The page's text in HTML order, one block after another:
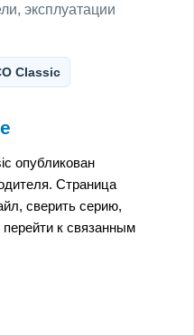
эксплуатации
Classic
опубликован
Страница
сверить серию,
к связанным